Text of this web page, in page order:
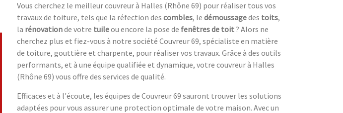
Vous cherchez le meilleur couvreur à Halles (Rhône 69) pour réaliser tous vos
travaux de toiture, tels que la réfection des combles, le démoussagedes toits,
la rénovationde votre tuileou encore la pose de fenêtres de toit? Alors ne
cherchez plus et fiez-vous à notre société Couvreur 69, spécialiste en matière
de toiture, gouttière et charpente, pour réaliser vos travaux. Grâce à des outils
performants, et à une équipe qualifiée et dynamique, votre couvreur à Halles
(Rhône 69) vous offre des services de qualité.
Efficaces et à l'écoute, les équipes de Couvreur 69 sauront trouver les solutions
adaptées pour vous assurer une protection optimale de votre maison. Avec un